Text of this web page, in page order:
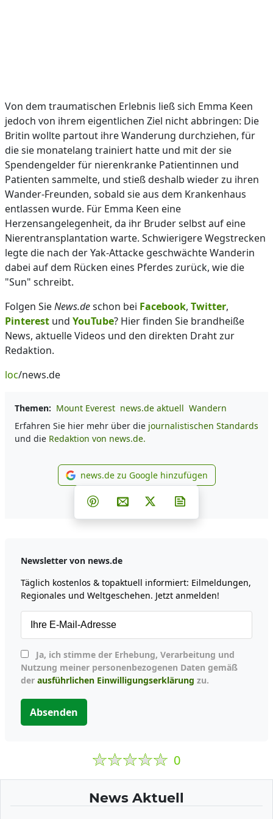
Von dem traumatischen Erlebnis ließ sich Emma Keen
jedoch von ihrem eigentlichen Ziel nicht abbringen: Die
Britin wollte partout ihre Wanderung durchziehen, für
die sie monatelang trainiert hatte und mit der sie
Spendengelder für nierenkranke Patientinnen und
Patienten sammelte, und stieß deshalb wieder zu ihren
Wander-Freunden, sobald sie aus dem Krankenhaus
entlassen wurde. Für Emma Keen eine
Herzensangelegenheit, da ihr Bruder selbst auf eine
Nierentransplantation warte. Schwierigere Wegstrecken
legte die nach der Yak-Attacke geschwächte Wanderin
dabei auf dem Rücken eines Pferdes zurück, wie die
"Sun" schreibt.
Folgen SieNews.deschon bei Facebook, Twitter,
Pinterest und YouTube? Hier finden Sie brandheiße
News, aktuelle Videos und den direkten Draht zur
Redaktion.
loc/news.de
Themen: Mount Everest news.de aktuell Wandern
Erfahren Sie hier mehr über die journalistischen Standards
und die Redaktion von news.de.
news.de zu Google
news.de zu Google hinzufügen
Teilen auf Facebook
Teilen auf Whatsapp
Teilen auf Telegram
Teilen auf Pinterest
Per E-Mail teilen
Post auf X
Newsletter von news.de
Täglich kostenlos & topaktuell informiert: Eilmeldungen,
Regionales und Weltgeschehen. Jetzt anmelden!
Nutzung meiner personenbezogenen Daten gemäß
der ausführlichen Einwilligungserklärung zu.
Absenden
0
News Aktuell